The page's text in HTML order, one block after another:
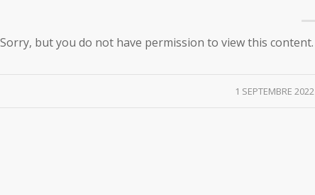
Sorry, but you do not have permission to view this content.
1 SEPTEMBRE 2022
/